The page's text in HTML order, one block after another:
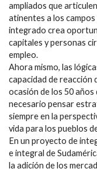
ampliados que
atinentes a los
integrado crea
capitales y personas
empleo.
Ahora mismo, las
capacidad de reacción
ocasión de los 50 años
necesario pensar
siempre en la
vida para los pueblos
En un proyecto de
e integral de
la adición de los